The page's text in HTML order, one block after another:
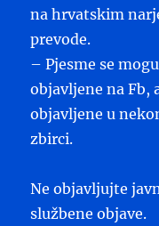
na hrvatskim
prevode.
– Pjesme se
objavljene na Fb,
objavljene u
zbirci.
Ne objavljujte
službene objave.